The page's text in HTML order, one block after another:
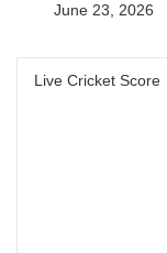
June 23, 2026
Live Cricket Score